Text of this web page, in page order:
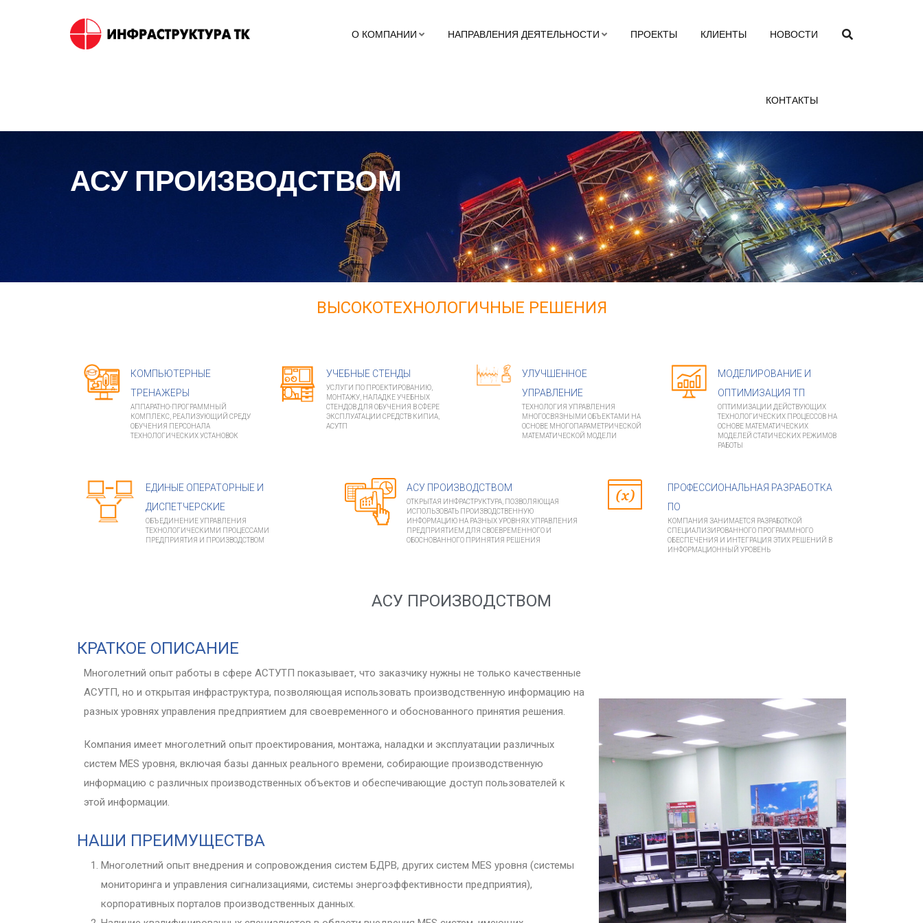
О КОМПАНИИ НАПРАВЛЕНИЯ ДЕЯТЕЛЬНОСТИ ПРОЕКТЫ КЛИЕНТЫ НОВОСТИ
КОНТАКТЫ
АСУ ПРОИЗВОДСТВОМ
ВЫСОКОТЕХНОЛОГИЧНЫЕ РЕШЕНИЯ
КОМПЬЮТЕРНЫЕ
ТРЕНАЖЕРЫ
АППАРАТНО-ПРОГРАММНЫЙ
КОМПЛЕКС, РЕАЛИЗУЮЩИЙ СРЕДУ
ОБУЧЕНИЯ ПЕРСОНАЛА
ТЕХНОЛОГИЧЕСКИХ УСТАНОВОК
УЧЕБНЫЕ СТЕНДЫ
УСЛУГИ ПО ПРОЕКТИРОВАНИЮ,
МОНТАЖУ, НАЛАДКЕ УЧЕБНЫХ
СТЕНДОВ ДЛЯ ОБУЧЕНИЯ В СФЕРЕ
ЭКСПЛУАТАЦИИ СРЕДСТВ КИПИА,
АСУТП
УЛУЧШЕННОЕ
УПРАВЛЕНИЕ
ТЕХНОЛОГИЯ УПРАВЛЕНИЯ
МНОГОСВЯЗНЫМИ ОБЪЕКТАМИ НА
ОСНОВЕ МНОГОПАРАМЕТРИЧЕСКОЙ
МАТЕМАТИЧЕСКОЙ МОДЕЛИ
МОДЕЛИРОВАНИЕ И
ОПТИМИЗАЦИЯ ТП
ОПТИМИЗАЦИИ ДЕЙСТВУЮЩИХ
ТЕХНОЛОГИЧЕСКИХ ПРОЦЕССОВ НА
ОСНОВЕ МАТЕМАТИЧЕСКИХ
МОДЕЛЕЙ СТАТИЧЕСКИХ РЕЖИМОВ
РАБОТЫ
ЕДИНЫЕ ОПЕРАТОРНЫЕ И
ДИСПЕТЧЕРСКИЕ
ОБЪЕДИНЕНИЕ УПРАВЛЕНИЯ
ТЕХНОЛОГИЧЕСКИМИ ПРОЦЕССАМИ
ПРЕДПРИЯТИЯ И ПРОИЗВОДСТВОМ
АСУ ПРОИЗВОДСТВОМ
ОТКРЫТАЯ ИНФРАСТРУКТУРА, ПОЗВОЛЯЮЩАЯ
ИСПОЛЬЗОВАТЬ ПРОИЗВОДСТВЕННУЮ
ИНФОРМАЦИЮ НА РАЗНЫХ УРОВНЯХ УПРАВЛЕНИЯ
ПРЕДПРИЯТИЕМ ДЛЯ СВОЕВРЕМЕННОГО И
ОБОСНОВАННОГО ПРИНЯТИЯ РЕШЕНИЯ
ПРОФЕССИОНАЛЬНАЯ РАЗРАБОТКА
ПО
КОМПАНИЯ ЗАНИМАЕТСЯ РАЗРАБОТКОЙ
СПЕЦИАЛИЗИРОВАННОГО ПРОГРАММНОГО
ОБЕСПЕЧЕНИЯ И ИНТЕГРАЦИЯ ЭТИХ РЕШЕНИЙ В
ИНФОРМАЦИОННЫЙ УРОВЕНЬ
АСУ ПРОИЗВОДСТВОМ
КРАТКОЕ ОПИСАНИЕ
Многолетний опыт работы в сфере АСТУТП показывает, что заказчику нужны не только качественные
АСУТП, но и открытая инфраструктура, позволяющая использовать производственную информацию на
разных уровнях управления предприятием для своевременного и обоснованного принятия решения.
Компания имеет многолетний опыт проектирования, монтажа, наладки и эксплуатации различных
систем MES уровня, включая базы данных реального времени, собирающие производственную
информацию с различных производственных объектов и обеспечивающие доступ пользователей к
этой информации.
НАШИ ПРЕИМУЩЕСТВА
Многолетний опыт внедрения и сопровождения систем БДРВ, других систем MES уровня (системы
мониторинга и управления сигнализациями, системы энергоэффективности предприятия),
корпоративных порталов производственных данных.